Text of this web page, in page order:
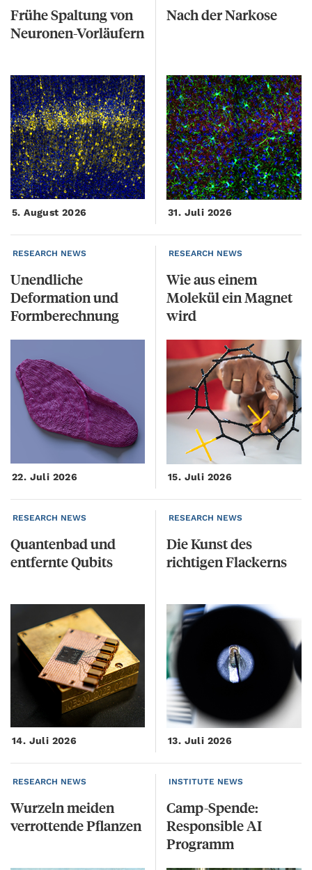
FrüheSpaltungvon
Neuronen-Vorläufern
5. August 2026
NachderNarkose
31. Juli 2026
RESEARCH NEWS
Unendliche
Deformation und
Formberechnung
22. Juli 2026
RESEARCH NEWS
Wie aus einem
Molekül ein Magnet
wird
15. Juli 2026
RESEARCH NEWS
Quantenbadund
entfernteQubits
14. Juli 2026
RESEARCH NEWS
DieKunstdes
richtigenFlackerns
13. Juli 2026
RESEARCH NEWS
Wurzelnmeiden
verrottendePflanzen
INSTITUTE NEWS
Camp-Spende:
Responsible AI
Programm